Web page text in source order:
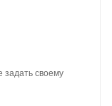
своему